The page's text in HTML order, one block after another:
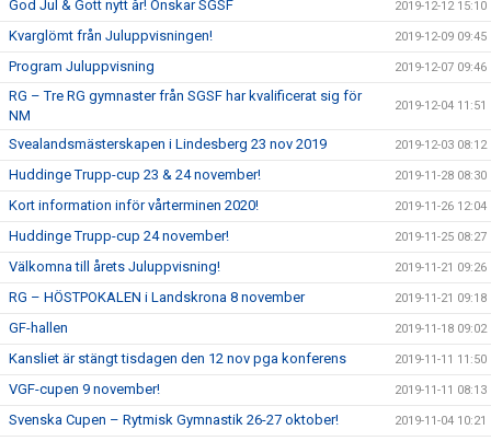
God Jul & Gott nytt år! Önskar SGSF 2019-12-12 15:10
Kvarglömt från Juluppvisningen! 2019-12-09 09:45
Program Juluppvisning 2019-12-07 09:46
RG – Tre RG gymnaster från SGSF har kvalificerat sig för
NM
2019-12-04 11:51
Svealandsmästerskapen i Lindesberg 23 nov 2019 2019-12-03 08:12
Huddinge Trupp-cup 23 & 24 november! 2019-11-28 08:30
Kort information inför vårterminen 2020! 2019-11-26 12:04
Huddinge Trupp-cup 24 november! 2019-11-25 08:27
Välkomna till årets Juluppvisning! 2019-11-21 09:26
RG – HÖSTPOKALEN i Landskrona 8 november 2019-11-21 09:18
GF-hallen 2019-11-18 09:02
Kansliet är stängt tisdagen den 12 nov pga konferens 2019-11-11 11:50
VGF-cupen 9 november! 2019-11-11 08:13
Svenska Cupen – Rytmisk Gymnastik 26-27 oktober! 2019-11-04 10:21